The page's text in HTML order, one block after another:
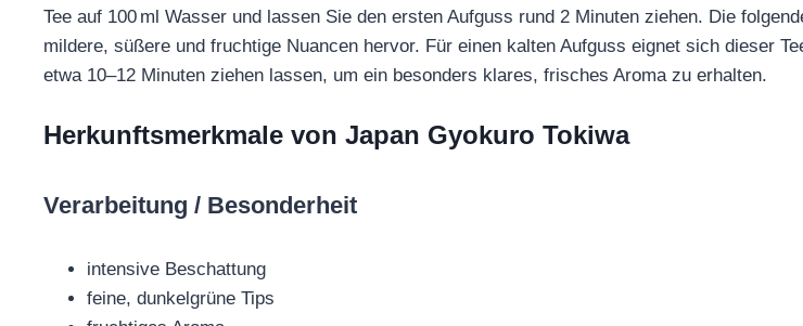
Tee auf 100 ml Wasser und lassen Sie den ersten Aufguss rund 2 Minuten ziehen. Die
mildere, süßere und fruchtige Nuancen hervor. Für einen kalten Aufguss eignet sich dieser
etwa 10–12 Minuten ziehen lassen, um ein besonders klares, frisches Aroma zu erhalten.
Herkunftsmerkmale von Japan Gyokuro Tokiwa
Verarbeitung / Besonderheit
intensive Beschattung
feine, dunkelgrüne Tips